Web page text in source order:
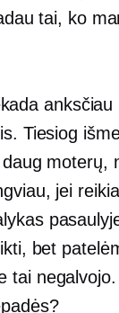
tai, ko
anksčiau
Tiesiog
moterų,
jei
bet
tai